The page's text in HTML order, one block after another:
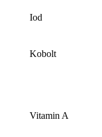
Iod
Kobolt
Vitamin A